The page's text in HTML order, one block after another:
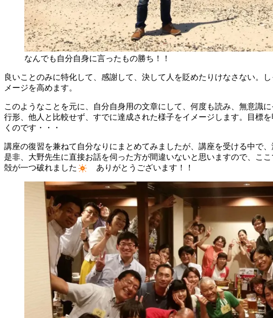
なんでも自分自身に言ったもの勝ち！！
良いことのみに特化して、感謝して、決して人を貶めたりけなさない。
メージを高めます。
このようなことを元に、自分自身用の文章にして、何度も読み、無意識
行形、他人と比較せず、すでに達成された様子をイメージします。目標
くのです・・・
講座の復習を兼ねて自分なりにまとめてみましたが、講座を受ける中で
是非、大野先生に直接お話を伺った方が間違いないと思いますので、こ
殻が一つ破れました
ありがとうございます！！